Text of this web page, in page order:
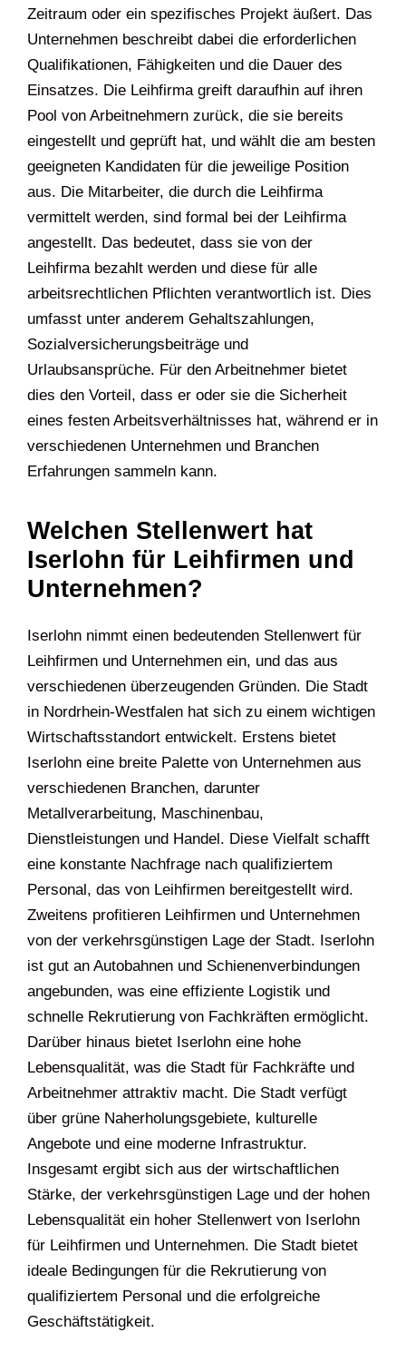
Zeitraum oder ein spezifisches Projekt äußert. Das
Unternehmen beschreibt dabei die erforderlichen
Qualifikationen, Fähigkeiten und die Dauer des
Einsatzes. Die Leihfirma greift daraufhin auf ihren
Pool von Arbeitnehmern zurück, die sie bereits
eingestellt und geprüft hat, und wählt die am besten
geeigneten Kandidaten für die jeweilige Position
aus. Die Mitarbeiter, die durch die Leihfirma
vermittelt werden, sind formal bei der Leihfirma
angestellt. Das bedeutet, dass sie von der
Leihfirma bezahlt werden und diese für alle
arbeitsrechtlichen Pflichten verantwortlich ist. Dies
umfasst unter anderem Gehaltszahlungen,
Sozialversicherungsbeiträge und
Urlaubsansprüche. Für den Arbeitnehmer bietet
dies den Vorteil, dass er oder sie die Sicherheit
eines festen Arbeitsverhältnisses hat, während er in
verschiedenen Unternehmen und Branchen
Erfahrungen sammeln kann.
Welchen Stellenwert hat
Iserlohn für Leihfirmen und
Unternehmen?
Iserlohn nimmt einen bedeutenden Stellenwert für
Leihfirmen und Unternehmen ein, und das aus
verschiedenen überzeugenden Gründen. Die Stadt
in Nordrhein-Westfalen hat sich zu einem wichtigen
Wirtschaftsstandort entwickelt. Erstens bietet
Iserlohn eine breite Palette von Unternehmen aus
verschiedenen Branchen, darunter
Metallverarbeitung, Maschinenbau,
Dienstleistungen und Handel. Diese Vielfalt schafft
eine konstante Nachfrage nach qualifiziertem
Personal, das von Leihfirmen bereitgestellt wird.
Zweitens profitieren Leihfirmen und Unternehmen
von der verkehrsgünstigen Lage der Stadt. Iserlohn
ist gut an Autobahnen und Schienenverbindungen
angebunden, was eine effiziente Logistik und
schnelle Rekrutierung von Fachkräften ermöglicht.
Darüber hinaus bietet Iserlohn eine hohe
Lebensqualität, was die Stadt für Fachkräfte und
Arbeitnehmer attraktiv macht. Die Stadt verfügt
über grüne Naherholungsgebiete, kulturelle
Angebote und eine moderne Infrastruktur.
Insgesamt ergibt sich aus der wirtschaftlichen
Stärke, der verkehrsgünstigen Lage und der hohen
Lebensqualität ein hoher Stellenwert von Iserlohn
für Leihfirmen und Unternehmen. Die Stadt bietet
ideale Bedingungen für die Rekrutierung von
qualifiziertem Personal und die erfolgreiche
Geschäftstätigkeit.